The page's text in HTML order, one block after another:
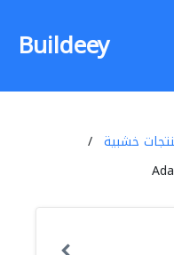
Buildeey
خشبية